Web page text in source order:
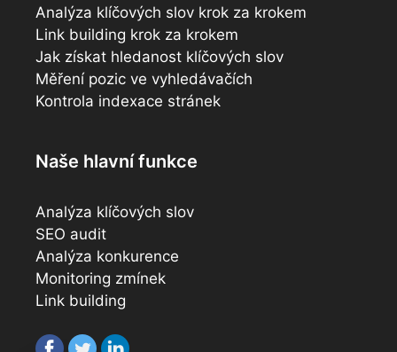
Analýza klíčových slov krok za krokem
Link building krok za krokem
Jak získat hledanost klíčových slov
Měření pozic ve vyhledávačích
Kontrola indexace stránek
Naše hlavní funkce
Analýza klíčových slov
SEO audit
Analýza konkurence
Monitoring zmínek
Link building